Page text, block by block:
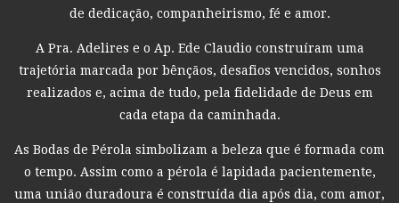
de dedicação, companheirismo, fé e amor.
A Pra. Adelires e o Ap. Ede Claudio construíram uma
trajetória marcada por bênçãos, desafios vencidos, sonhos
realizados e, acima de tudo, pela fidelidade de Deus em
cada etapa da caminhada.
As Bodas de Pérola simbolizam a beleza que é formada com
o tempo. Assim como a pérola é lapidada pacientemente,
uma união duradoura é construída dia após dia, com amor,